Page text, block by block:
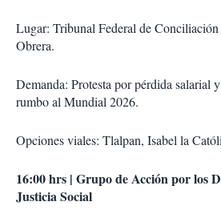
Lugar: Tribunal Federal de
Obrera.
Demanda: Protesta por pérdida salarial
rumbo al Mundial 2026.
Opciones viales: Tlalpan, Isabel la
16:00 hrs | Grupo de Acción por los
Justicia Social